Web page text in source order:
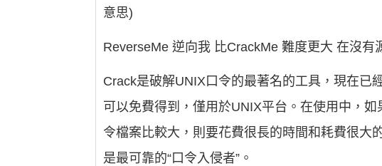
意思)
ReverseMe 逆向我 比CrackMe 難度更大 在沒有
Crack是破解UNIX口令的最著名的工具，現在已
可以免費得到，僅用於UNIX平台。在使用中，
令檔案比較大，則要花費很長的時間和耗費很大
是最可靠的“口令入侵者”。